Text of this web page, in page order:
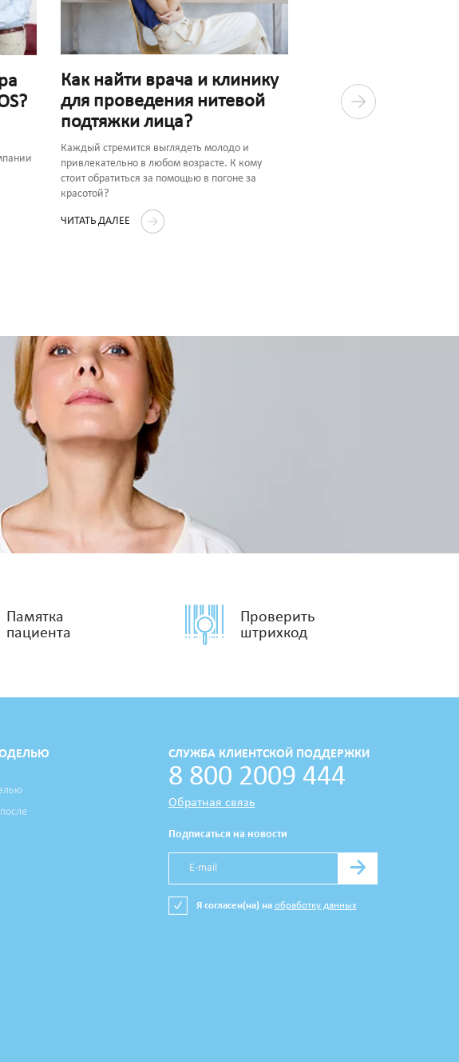
Как найти врача и клинику
для проведения нитевой
подтяжки лица?
Каждый стремится выглядеть молодо и
привлекательно в любом возрасте. К кому
стоит обратиться за помощью в погоне за
красотой?
ЧИТАТЬ ДАЛЕЕ
Памятка
пациента
Проверить
штрихкод
СЛУЖБА КЛИЕНТСКОЙ ПОДДЕРЖКИ
8 800 2009 444
Обратная связь
Подписаться на новости
→
Я согласен(на) на обработку данных